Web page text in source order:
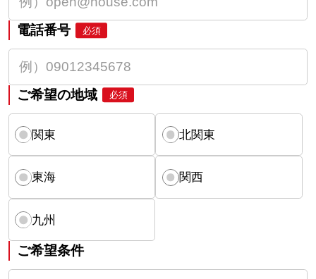
電話番号 必須
ご希望の地域 必須
関東 北関東
東海 関西
九州
ご希望条件